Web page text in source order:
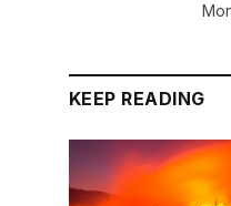
KEEP READING